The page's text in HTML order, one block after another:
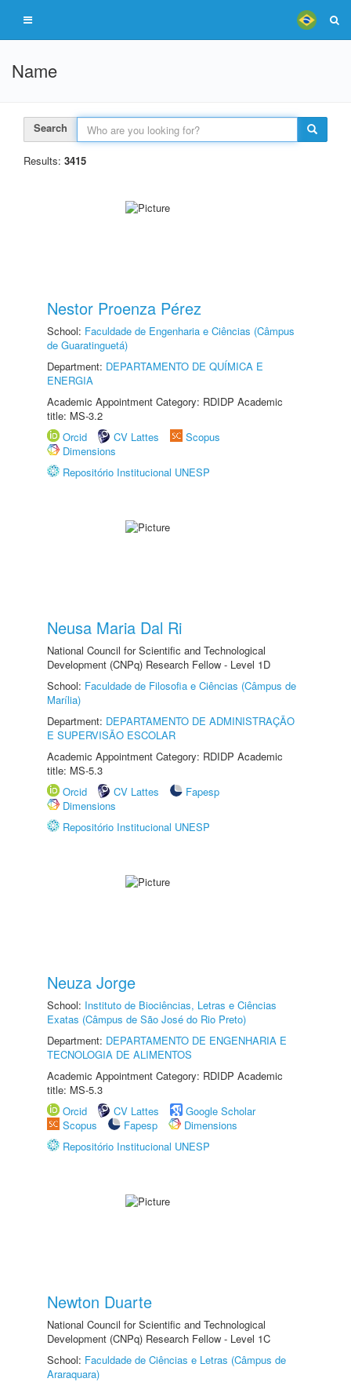
Name
Search
Results: 3415
Nestor Proenza Pérez
School: Faculdade de Engenharia e Ciências (Câmpus
de Guaratinguetá)
Department: DEPARTAMENTO DE QUÍMICA E
ENERGIA
Academic Appointment Category: RDIDP Academic
title: MS-3.2
Orcid
CV Lattes
Scopus
Dimensions
Repositório Institucional UNESP
Neusa Maria Dal Ri
National Council for Scientific and Technological
Development (CNPq) Research Fellow - Level 1D
School: Faculdade de Filosofia e Ciências (Câmpus de
Marília)
Department: DEPARTAMENTO DE ADMINISTRAÇÃO
E SUPERVISÃO ESCOLAR
Academic Appointment Category: RDIDP Academic
title: MS-5.3
Orcid
CV Lattes
Fapesp
Dimensions
Repositório Institucional UNESP
Neuza Jorge
School: Instituto de Biociências, Letras e Ciências
Exatas (Câmpus de São José do Rio Preto)
Department: DEPARTAMENTO DE ENGENHARIA E
TECNOLOGIA DE ALIMENTOS
Academic Appointment Category: RDIDP Academic
title: MS-5.3
Orcid
CV Lattes
Google Scholar
Scopus
Fapesp
Dimensions
Repositório Institucional UNESP
Newton Duarte
National Council for Scientific and Technological
Development (CNPq) Research Fellow - Level 1C
School: Faculdade de Ciências e Letras (Câmpus de
Araraquara)